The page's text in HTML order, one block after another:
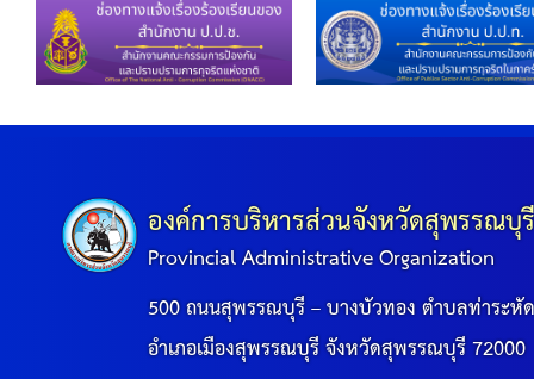
องค์การบริหารส่วนจังหวัดสุพรรณบุ
Provincial Administrative Organization
500 ถนนสุพรรณบุรี – บางบัวทอง ตำบลท่าระหั
อำเภอเมืองสุพรรณบุรี จังหวัดสุพรรณบุรี 72000